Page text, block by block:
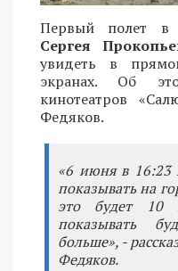
Первый полет в
Сергея
увидеть в
экранах. Об
кинотеатров
Федяков.
«6 июня в 16:23
показывать на
это будет 10
показывать
больше», -
Федяков.